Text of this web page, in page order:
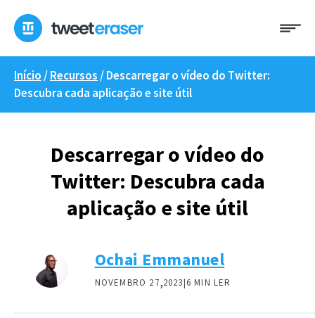
para
conteúdo
Início /Recursos /Descarregar o vídeo do Twitter:
Descubra cada aplicação e site útil
Descarregar o vídeo do
Twitter: Descubra cada
aplicação e site útil
Ochai Emmanuel
NOVEMBRO 27,2023|6 MIN LER